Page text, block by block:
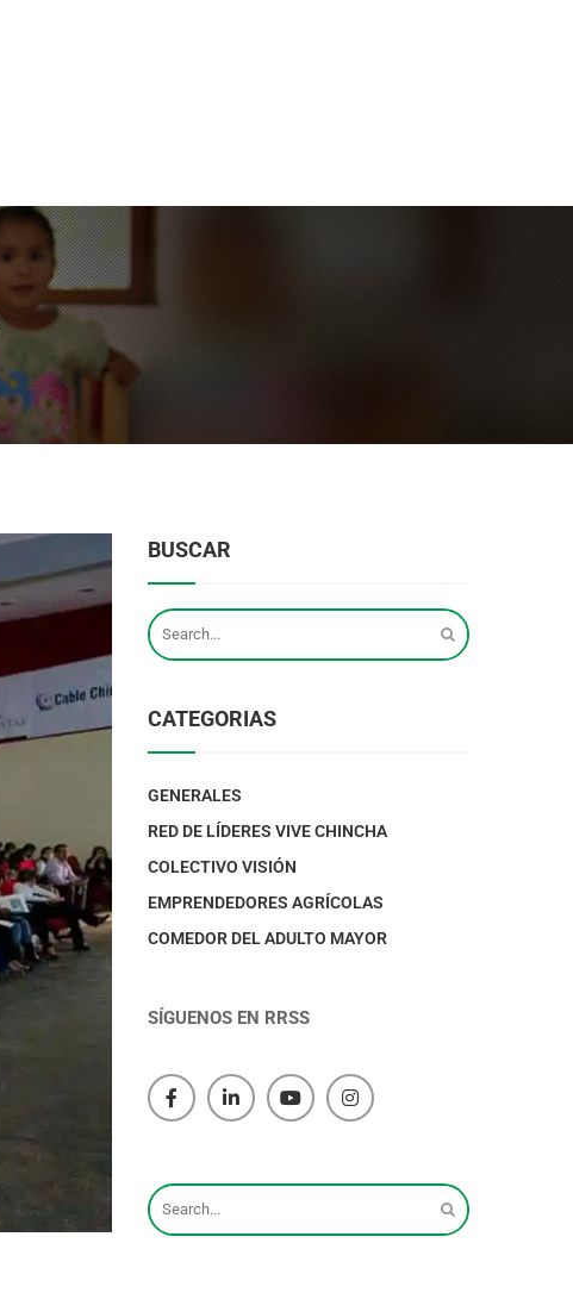
BUSCAR
CATEGORIAS
GENERALES
RED DE LÍDERES VIVE CHINCHA
COLECTIVO VISIÓN
EMPRENDEDORES AGRÍCOLAS
COMEDOR DEL ADULTO MAYOR
SÍGUENOS EN RRSS